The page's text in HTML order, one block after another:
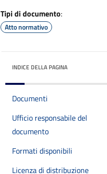
Tipi di documento:
Atto normativo
INDICE DELLA PAGINA
Documenti
Ufficio responsabile del
documento
Formati disponibili
Licenza di distribuzione